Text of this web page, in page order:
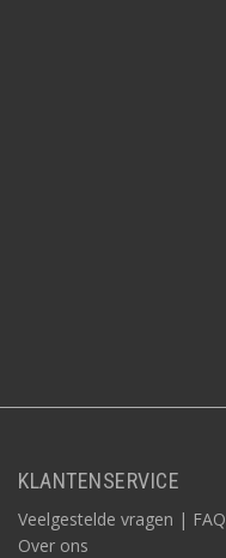
KLANTENSERVICE
Veelgestelde vragen | FAQ
Over ons